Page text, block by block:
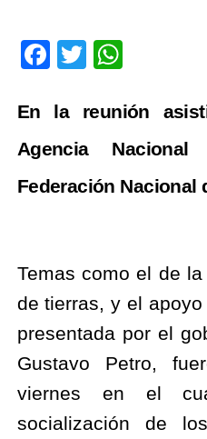
Facebook
Twitter
En la reunión
Agencia
Federación Nacional
Temas como el de
de tierras, y el
presentada por el
Gustavo Petro,
viernes en el
socialización de